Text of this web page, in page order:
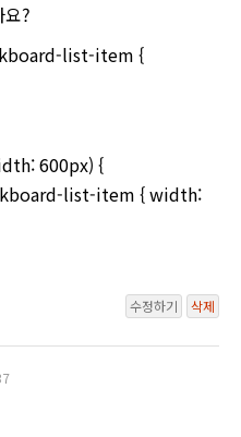
?
list-item {
600px) {
list-item { width:
수정하기 삭제